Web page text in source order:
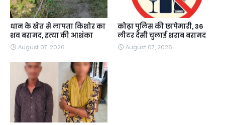
धान के खेत से लापता किशोर का
शव बरामद, हत्या की आशंका
August 07, 2026
कोढ़ा पुलिस की छापेमारी, 36
लीटर देसी चुलाई शराब बरामद
August 07, 2026